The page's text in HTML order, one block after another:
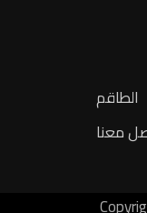
الطاقم
معنا